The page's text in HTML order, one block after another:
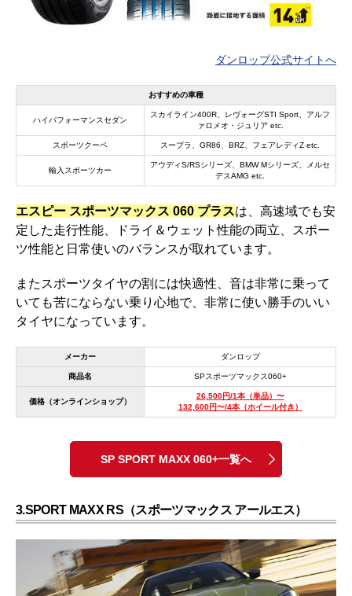
ダンロップ公式サイトへ
おすすめの車種
ハイパフォーマンスセダン
スカイライン400R、レヴォーグSTI Sport、アルフ
ァロメオ・ジュリア etc.
スポーツクーペ スープラ、GR86、BRZ、フェアレディZ etc.
輸入スポーツカー
アウディS/RSシリーズ、BMW Mシリーズ、メルセ
デスAMG etc.
エスピー スポーツマックス 060 プラスは、高速域でも安
定した走行性能、ドライ＆ウェット性能の両立、スポー
ツ性能と日常使いのバランスが取れています。
またスポーツタイヤの割には快適性、音は非常に乗って
いても苦にならない乗り心地で、非常に使い勝手のいい
タイヤになっています。
メーカー ダンロップ
商品名 SPスポーツマックス060+
価格（オンラインショップ）
26,500円/1本（単品）〜
132,600円〜/4本（ホイール付き）
SP SPORT MAXX 060+一覧へ
3.SPORT MAXX RS（スポーツマックス アールエス）